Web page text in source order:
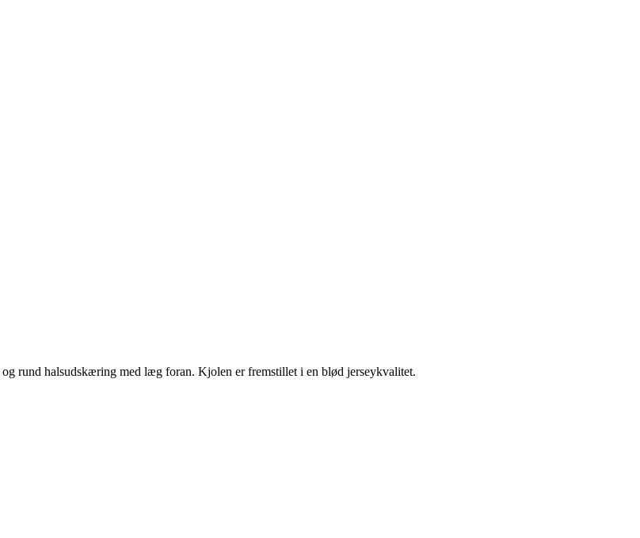
rund halsudskæring med læg foran. Kjolen er fremstillet i en blød jerseykvalitet.